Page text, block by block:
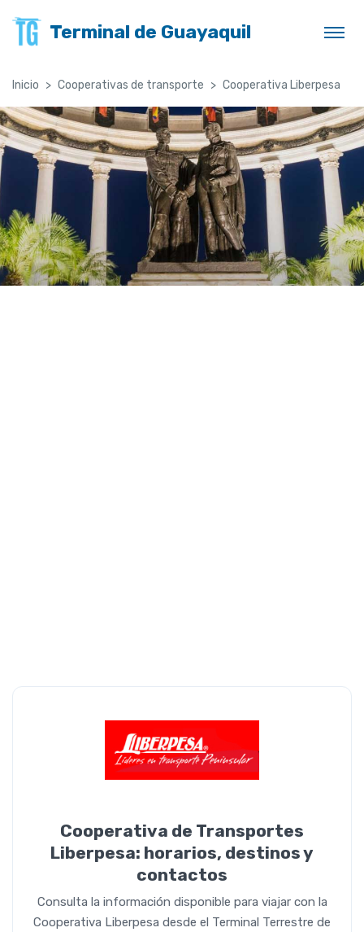
Terminal de Guayaquil
Inicio Cooperativas de transporte Cooperativa Liberpesa
Cooperativa de Transportes
Liberpesa: horarios, destinos y
contactos
Consulta la información disponible para viajar con la
Cooperativa Liberpesa desde el Terminal Terrestre de